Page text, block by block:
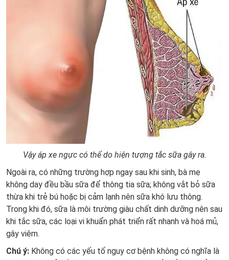
Vậy áp xe ngực có thể do hiện tượng tắc sữa gây ra.
Ngoài ra, có những trường hợp ngay sau khi sinh, bà mẹ
không day đều bầu sữa để thông tia sữa; không vắt bỏ sữa
thừa khi trẻ bú hoặc bị cảm lạnh nên sữa khó lưu thông.
Trong khi đó, sữa là môi trường giàu chất dinh dưỡng nên sau
khi tắc sữa, các loại vi khuẩn phát triển rất nhanh và hoá mủ,
gây viêm.
Chú ý: Không có các yếu tố nguy cơ bệnh không có nghĩa là